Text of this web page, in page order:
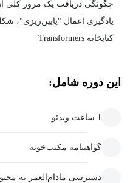
چگونگی دریافت یک مرور کلی
یادگیری اعمال "پایین‌ریزی"، شکل
کتابخانه Transformers
این دوره شامل:
1 ساعت ویدئو
گواهینامه مکتب‌خونه
دسترسی مادام‌العمر به